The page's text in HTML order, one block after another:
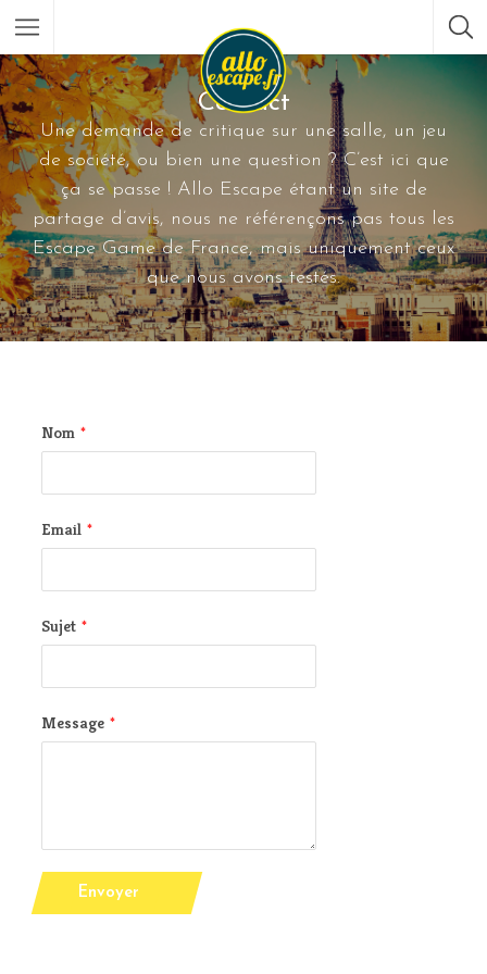
Contact
Une demande de critique sur une salle, un jeu
de société, ou bien une question ? C’est ici que
ça se passe ! Allo Escape étant un site de
partage d’avis, nous ne référençons pas tous les
Escape Game de France, mais uniquement ceux
que nous avons testés.
Nom *
Email *
Sujet *
Message *
Envoyer